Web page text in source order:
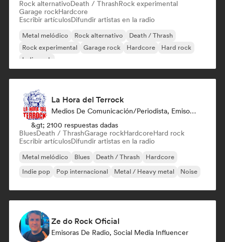
Rock alternativoDeath / ThrashRock experimental
Garage rockHardcore
Escribir artículosDifundir artistas en la radio
Metal melódico Rock alternativo
Death / Thrash
Rock experimental
Garage rock Hardcore
Hard rock
Indie rock
La Hora del Terrock
Medios De Comunicación/Periodista, Emisoras De Radio
&gt; 2100 respuestas dadas
BluesDeath / ThrashGarage rockHardcoreHard rock
Escribir artículosDifundir artistas en la radio
Metal melódico Blues Death / Thrash
Hardcore
Indie pop
Pop internacional Metal / Heavy metal Noise
Ze do Rock Oficial
Emisoras De Radio, Social Media Influencer